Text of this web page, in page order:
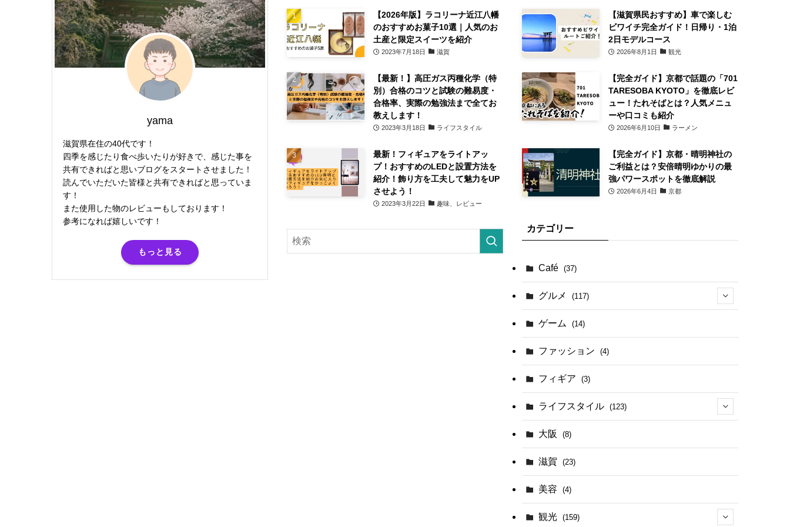
yama
滋賀県在住の40代です！
四季を感じたり食べ歩いたりが好きで、感じた事を
共有できればと思いブログをスタートさせました！
読んでいただいた皆様と共有できればと思っていま
す！
また使用した物のレビューもしております！
参考になれば嬉しいです！
もっと見る
【2026年版】ラコリーナ近江八幡
のおすすめお菓子10選｜人気のお
土産と限定スイーツを紹介
2023年7月18日 滋賀
【最新！】高圧ガス丙種化学（特
別）合格のコツと試験の難易度・
合格率、実際の勉強法まで全てお
教えします！
2023年3月18日 ライフスタイル
最新！フィギュアをライトアッ
プ！おすすめのLEDと設置方法を
紹介！飾り方を工夫して魅力をUP
させよう！
2023年3月22日 趣味、レビュー
【滋賀県民おすすめ】車で楽しむ
ビワイチ完全ガイド！日帰り・1泊
2日モデルコース
2026年8月1日 観光
【完全ガイド】京都で話題の「701
TARESOBA KYOTO」を徹底レビ
ュー！たれそばとは？人気メニュ
ーや口コミも紹介
2026年6月10日 ラーメン
【完全ガイド】京都・晴明神社の
ご利益とは？安倍晴明ゆかりの最
強パワースポットを徹底解説
2026年6月4日 京都
カテゴリー
Café (37)
グルメ (117)
(41)
(17)
(4)
ゲーム (14)
ファッション (4)
フィギア (3)
ライフスタイル (123)
(44)
大阪 (8)
滋賀 (23)
美容 (4)
観光 (159)